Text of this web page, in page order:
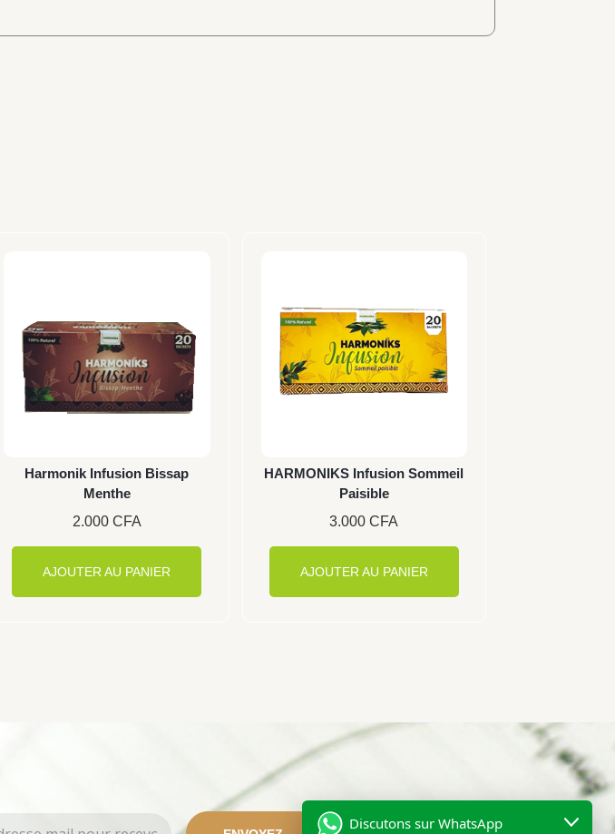
Harmonik Infusion Bissap
Menthe
2.000 CFA
AJOUTER AU PANIER
HARMONIKS Infusion Sommeil
Paisible
3.000CFA
AJOUTER AU PANIER
Discutons sur WhatsApp